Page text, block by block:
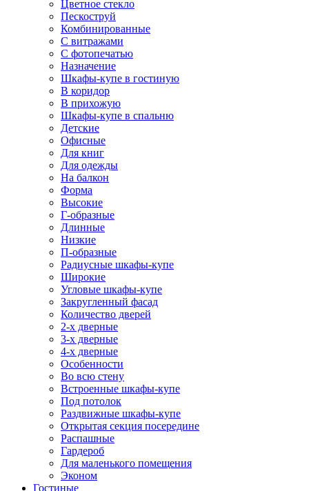
Цветное стекло
Пескоструй
Комбинированные
С витражами
С фотопечатью
Назначение
Шкафы-купе в гостиную
В коридор
В прихожую
Шкафы-купе в спальню
Детские
Офисные
Для книг
Для одежды
На балкон
Форма
Высокие
Г-образные
Длинные
Низкие
П-образные
Радиусные шкафы-купе
Широкие
Угловые шкафы-купе
Закругленный фасад
Количество дверей
2-х дверные
3-х дверные
4-х дверные
Особенности
Во всю стену
Встроенные шкафы-купе
Под потолок
Раздвижные шкафы-купе
Открытая секция посередине
Распашные
Гардероб
Для маленького помещения
Эконом
Гостиные